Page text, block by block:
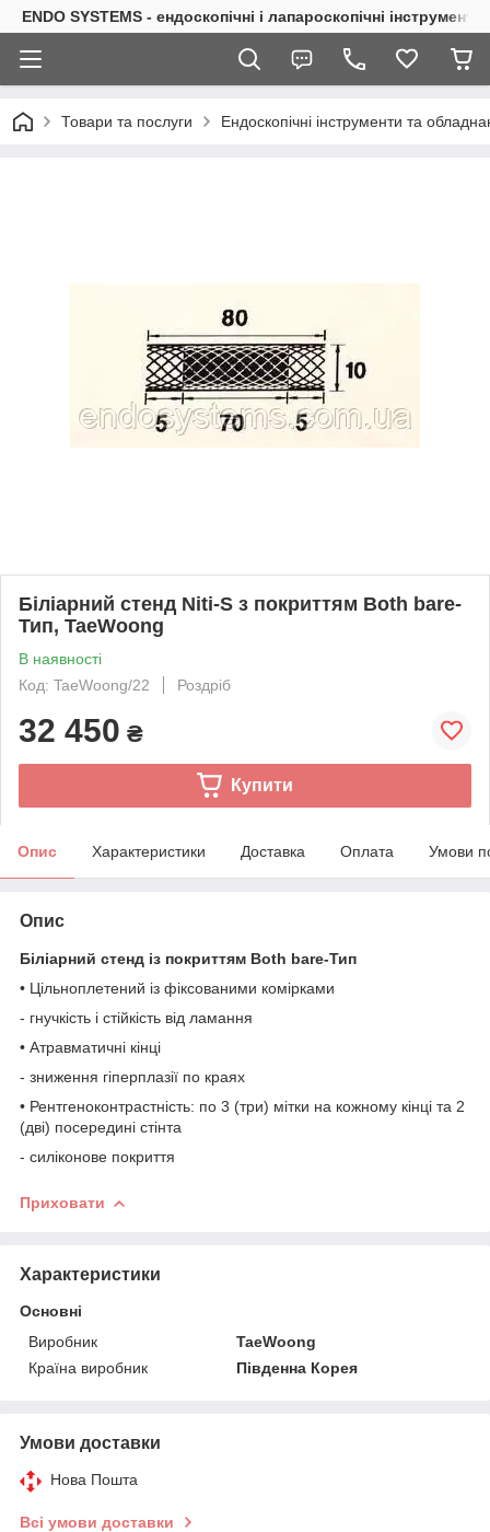
ENDO SYSTEMS - ендоскопічні і лапароскопічні інструменти
Товари та послуги Ендоскопічні інструменти та
Біліарний стенд Niti-S з покриттям Both bare-
Тип, TaeWoong
В наявності
Код: TaeWoong/22
Роздріб
32 450 ₴
Купити
Опис Характеристики Доставка Оплата Умови
Опис
Біліарний стенд із покриттям Both bare-Тип
• Цільноплетений із фіксованими комірками
- гнучкість і стійкість від ламання
• Атравматичні кінці
- зниження гіперплазії по краях
• Рентгеноконтрастність: по 3 (три) мітки на кожному кінці та 2
(дві) посередині стінта
- силіконове покриття
Приховати
Характеристики
Основні
Виробник
TaeWoong
Країна виробник
Південна Корея
Умови доставки
Нова Пошта
Всі умови доставки